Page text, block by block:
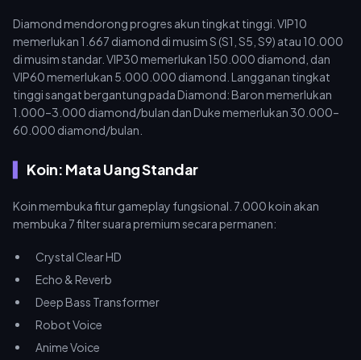
Diamond mendorong progres akun tingkat tinggi. VIP10
memerlukan 1.667 diamond di musim S (S1, S5, S9) atau 10.000
di musim standar. VIP30 memerlukan 150.000 diamond, dan
VIP60 memerlukan 5.000.000 diamond. Langganan tingkat
tinggi sangat bergantung pada Diamond: Baron memerlukan
1.000–3.000 diamond/bulan dan Duke memerlukan 30.000–
60.000 diamond/bulan.
Koin: Mata Uang Standar
Koin membuka fitur gameplay fungsional. 7.000 koin akan
membuka 7 filter suara premium secara permanen:
Crystal Clear HD
Echo & Reverb
Deep Bass Transformer
Robot Voice
Anime Voice